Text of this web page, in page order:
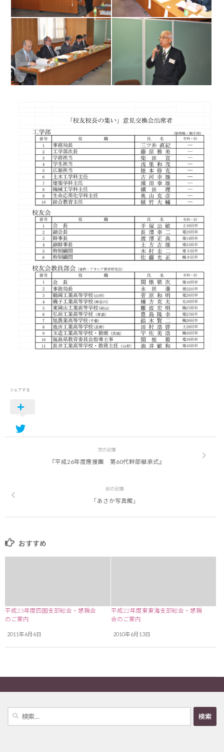
シェアする
次の記事
『平成26年度應援團 第60代幹部継承式』
前の記事
「あさか写真館」
おすすめ
平成23年度四国支部総会・懇親会
のご案内
2011年6月6日
平成22年度東東海支部総会・懇親
会のご案内
2010年6月13日